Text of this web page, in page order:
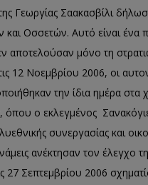
Γεωργίας Σαακασβίλι
Οσσετών. Αυτό είναι ένα
αποτελούσαν μόνο τη
12 Νοεμβρίου 2006, οι
την ίδια ημέρα στα
όπου ο εκλεγμένος
συνεργασίας και
ανέκτησαν τον έλεγχο
27 Σεπτεμβρίου 2006